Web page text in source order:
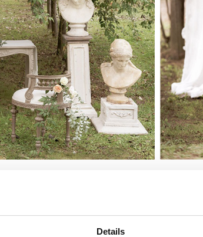
Details
è l’occasione per preparare un angolo
integrante della scenografia, ma i
stile vintage chic. Ecco alcune